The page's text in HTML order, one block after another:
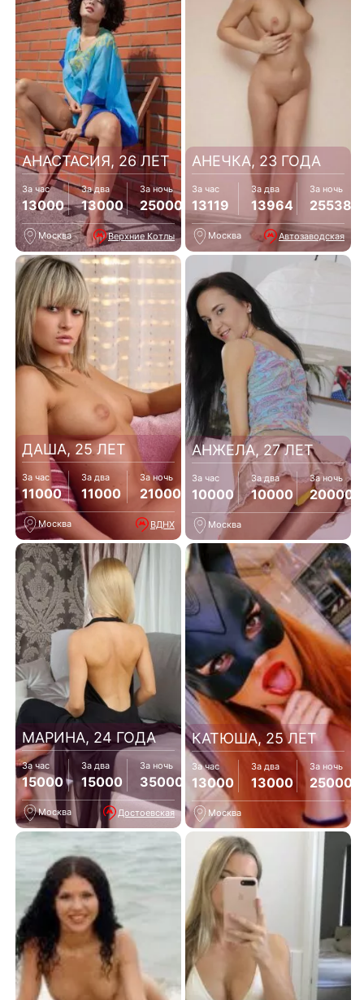
АНАСТАСИЯ, 26 ЛЕТ
За час
13000
За два
13000
За ночь
25000
Москва Верхние Котлы
АНЕЧКА, 23 ГОДА
За час
13119
За два
13964
За ночь
25538
Москва Автозаводская
ДАША, 25 ЛЕТ
За час
11000
За два
11000
За ночь
21000
Москва ВДНХ
АНЖЕЛА, 27 ЛЕТ
За час
10000
За два
10000
За ночь
20000
Москва
МАРИНА, 24 ГОДА
За час
15000
За два
15000
За ночь
35000
Москва Достоевская
КАТЮША, 25 ЛЕТ
За час
13000
За два
13000
За ночь
25000
Москва